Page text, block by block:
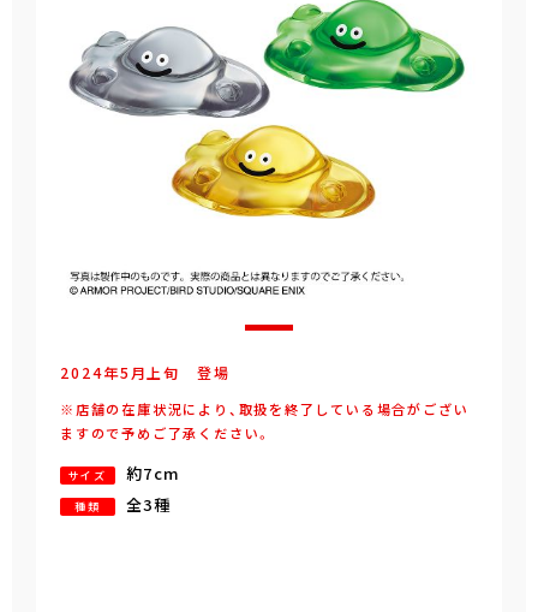
2024年5 月 上旬 登場
※店舗の在庫状況により、取扱を終了している場合がござい
ますので予めご了承ください。
サイズ 約7cm
種類 全3種